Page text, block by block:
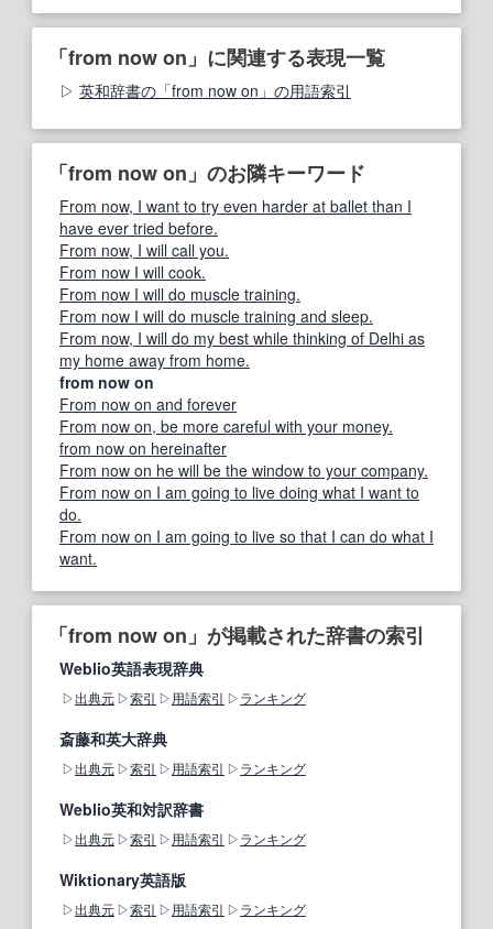
「from now on」に関連する表現一覧
英和辞書の「from now on」の用語索引
「from now on」のお隣キーワード
From now, I want to try even harder at ballet than I
have ever tried before.
From now, I will call you.
From now I will cook.
From now I will do muscle training.
From now I will do muscle training and sleep.
From now, I will do my best while thinking of Delhi as
my home away from home.
from now on
From now on and forever
From now on, be more careful with your money.
from now on hereinafter
From now on he will be the window to your company.
From now on I am going to live doing what I want to
do.
From now on I am going to live so that I can do what I
want.
「from now on」が掲載された辞書の索引
Weblio英語表現辞典
出典元 索引 用語索引 ランキング
斎藤和英大辞典
出典元 索引 用語索引 ランキング
Weblio英和対訳辞書
出典元 索引 用語索引 ランキング
Wiktionary英語版
出典元 索引 用語索引 ランキング